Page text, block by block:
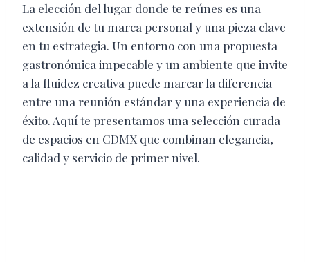
La elección del lugar donde te reúnes es una
extensión de tu marca personal y una pieza clave
en tu estrategia. Un entorno con una propuesta
gastronómica impecable y un ambiente que invite
a la fluidez creativa puede marcar la diferencia
entre una reunión estándar y una experiencia de
éxito. Aquí te presentamos una selección curada
de espacios en CDMX que combinan elegancia,
calidad y servicio de primer nivel.